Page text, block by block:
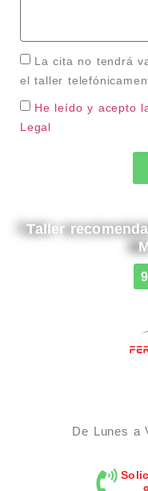
La cita no tendrá
el taller
He leído y acepto
Legal
Taller
De Lunes a